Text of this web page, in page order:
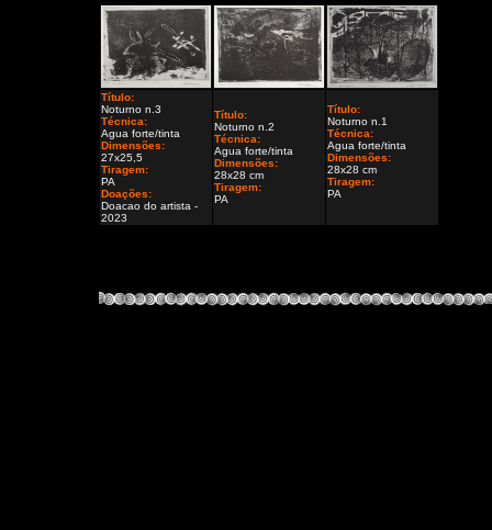
Título:
Noturno n.3
Técnica:
Agua forte/tinta
Dimensões:
27x25,5
Tiragem:
PA
Doações:
Doacao do artista -
2023
Título:
Noturno n.2
Técnica:
Agua forte/tinta
Dimensões:
28x28 cm
Tiragem:
PA
Título:
Noturno n.1
Técnica:
Agua forte/tinta
Dimensões:
28x28 cm
Tiragem:
PA